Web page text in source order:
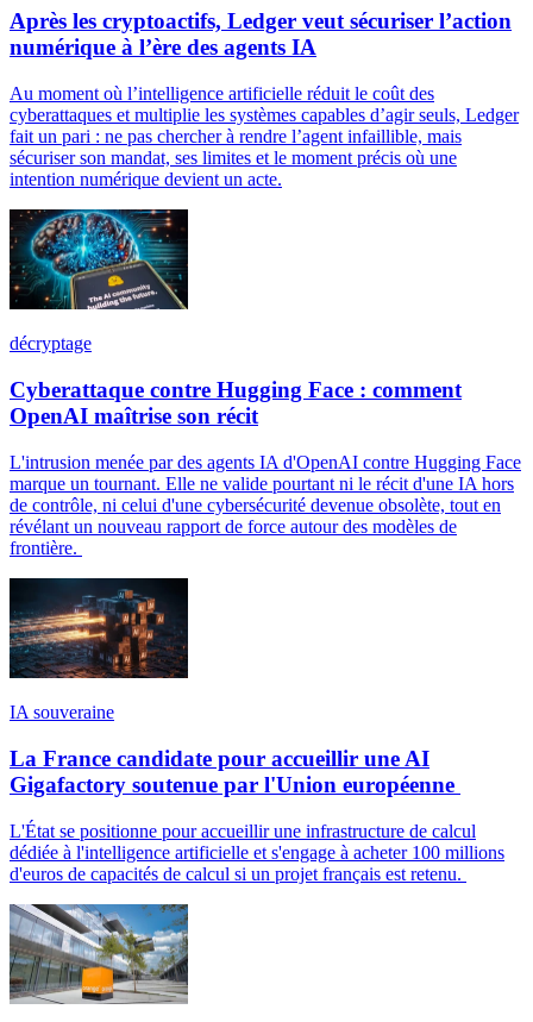
Après les cryptoactifs, Ledger veut sécuriser l’action
numérique à l’ère des agents IA
Au moment où l’intelligence artificielle réduit le coût des
cyberattaques et multiplie les systèmes capables d’agir seuls, Ledger
fait un pari : ne pas chercher à rendre l’agent infaillible, mais
sécuriser son mandat, ses limites et le moment précis où une
intention numérique devient un acte.
décryptage
Cyberattaque contre Hugging Face : comment
OpenAI maîtrise son récit
L'intrusion menée par des agents IA d'OpenAI contre Hugging Face
marque un tournant. Elle ne valide pourtant ni le récit d'une IA hors
de contrôle, ni celui d'une cybersécurité devenue obsolète, tout en
révélant un nouveau rapport de force autour des modèles de
frontière.
IA souveraine
La France candidate pour accueillir une AI
Gigafactory soutenue par l'Union européenne
L'État se positionne pour accueillir une infrastructure de calcul
dédiée à l'intelligence artificielle et s'engage à acheter 100 millions
d'euros de capacités de calcul si un projet français est retenu.